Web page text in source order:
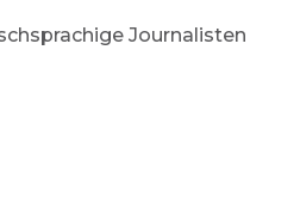
Journalisten